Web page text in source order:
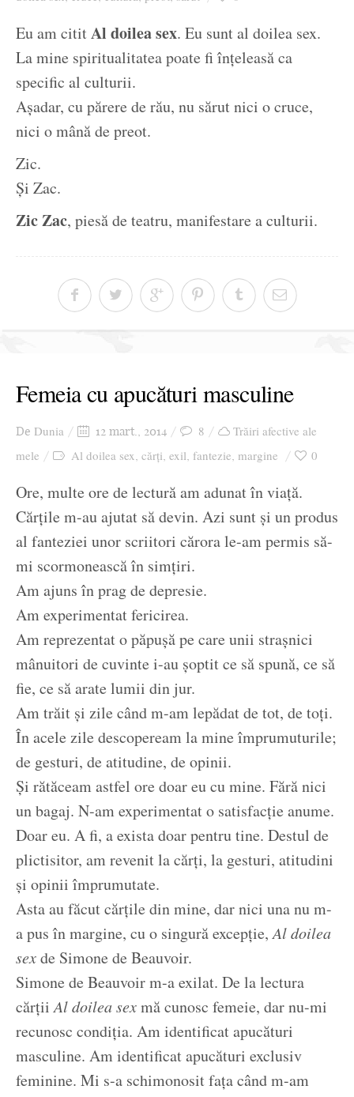
Eu am cititAl doilea sex. Eu sunt al doilea sex.
La mine spiritualitatea poate fi înţeleasă ca
specific al culturii.
Aşadar, cu părere de rău, nu sărut nici o cruce,
nici o mână de preot.
Zic.
Şi Zac.
Zic Zac, piesă de teatru, manifestare a culturii.
Femeia cu apucături masculine
De Dunia 12 mart., 2014 8
Trăiri afective ale
mele
Al doilea sex, cărți, exil, fantezie, margine 0
Ore, multe ore de lectură am adunat în viață.
Cărțile m-au ajutat să devin. Azi sunt și un produs
al fanteziei unor scriitori cărora le-am permis să-
mi scormonească în simțiri.
Am ajuns în prag de depresie.
Am experimentat fericirea.
Am reprezentat o păpușă pe care unii strașnici
mânuitori de cuvinte i-au șoptit ce să spună, ce să
fie, ce să arate lumii din jur.
Am trăit și zile când m-am lepădat de tot, de toți.
În acele zile descopeream la mine împrumuturile;
de gesturi, de atitudine, de opinii.
Și rătăceam astfel ore doar eu cu mine. Fără nici
un bagaj. N-am experimentat o satisfacție anume.
Doar eu. A fi, a exista doar pentru tine. Destul de
plictisitor, am revenit la cărți, la gesturi, atitudini
și opinii împrumutate.
Asta au făcut cărțile din mine, dar nici una nu m-
a pus în margine, cu o singură excepție,Al doilea
sexde Simone de Beauvoir.
Simone de Beauvoir m-a exilat. De la lectura
cărțiiAl doilea sexmă cunosc femeie, dar nu-mi
recunosc condiția. Am identificat apucături
masculine. Am identificat apucături exclusiv
feminine. Mi s-a schimonosit fața când m-am